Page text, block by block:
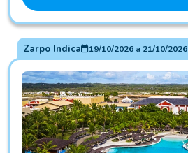
Zarpo Indica 19/10/2026a 21/10/2026